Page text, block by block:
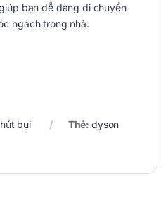
bạn dễ dàng di chuyển
ngách trong nhà.
bụi Thẻ: dyson